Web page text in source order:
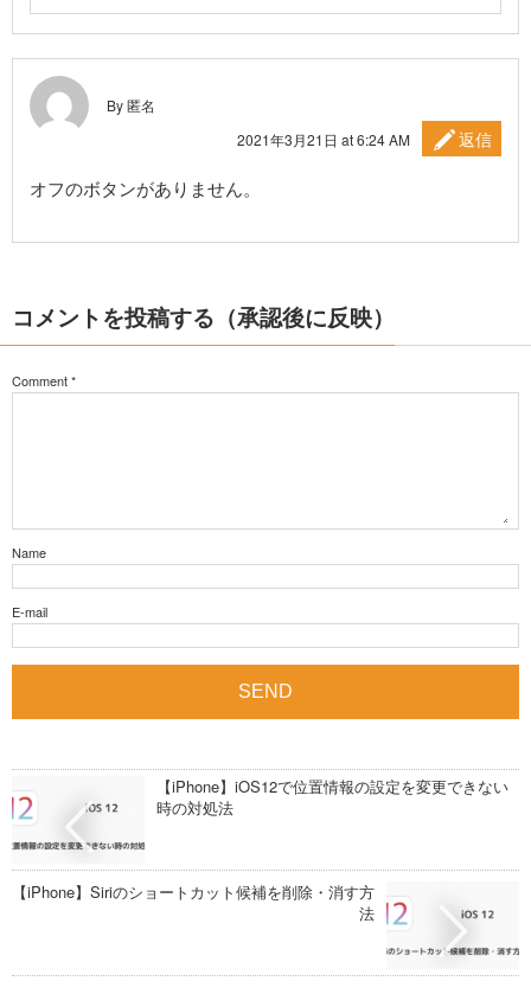
By 匿名
2021年3月21日 at 6:24 AM
返信
オフのボタンがありません。
コメントを投稿する（承認後に反映）
Comment*
Name
E-mail
【iPhone】iOS12で位置情報の設定を変更できない
時の対処法
【iPhone】Siriのショートカット候補を削除・消す方
法